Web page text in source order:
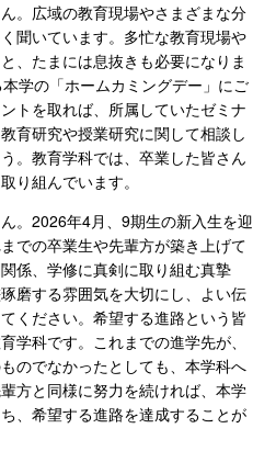
。広域の教育現場やさまざまな分
聞いています。多忙な教育現場や
、たまには息抜きも必要になりま
学の「ホームカミングデー」にご
トを取れば、所属していたゼミナ
育研究や授業研究に関して相談し
。教育学科では、卒業した皆さん
り組んでいます。
。2026年4月、9期生の新入生を迎
での卒業生や先輩方が築き上げて
係、学修に真剣に取り組む真摯
磨する雰囲気を大切にし、よい伝
ください。希望する進路という皆
学科です。これまでの進学先が、
のでなかったとしても、本学科へ
方と同様に努力を続ければ、本学
、希望する進路を達成することが